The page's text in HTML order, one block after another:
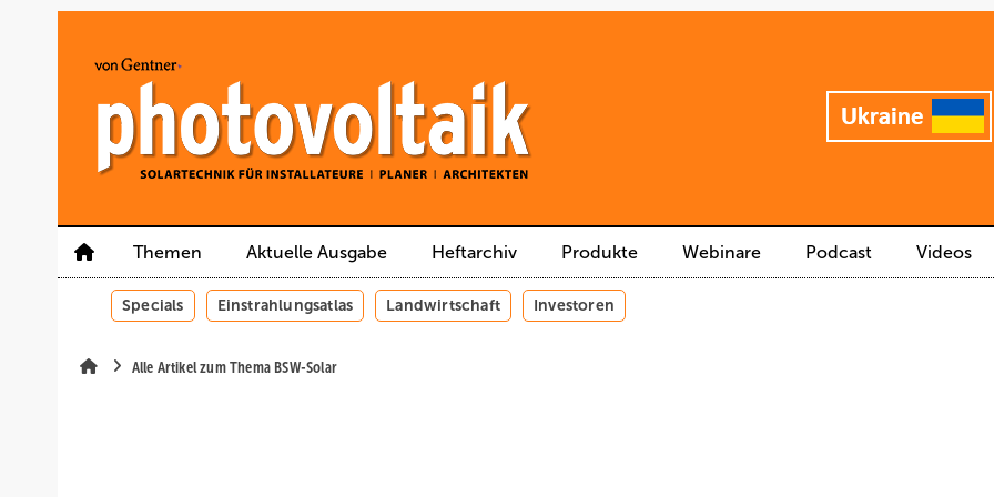
Themen Aktuelle Ausgabe Heftarchiv Produkte Webinare Podcast Videos
Specials Einstrahlungsatlas Landwirtschaft Investoren
Alle Artikel zum Thema BSW-Solar